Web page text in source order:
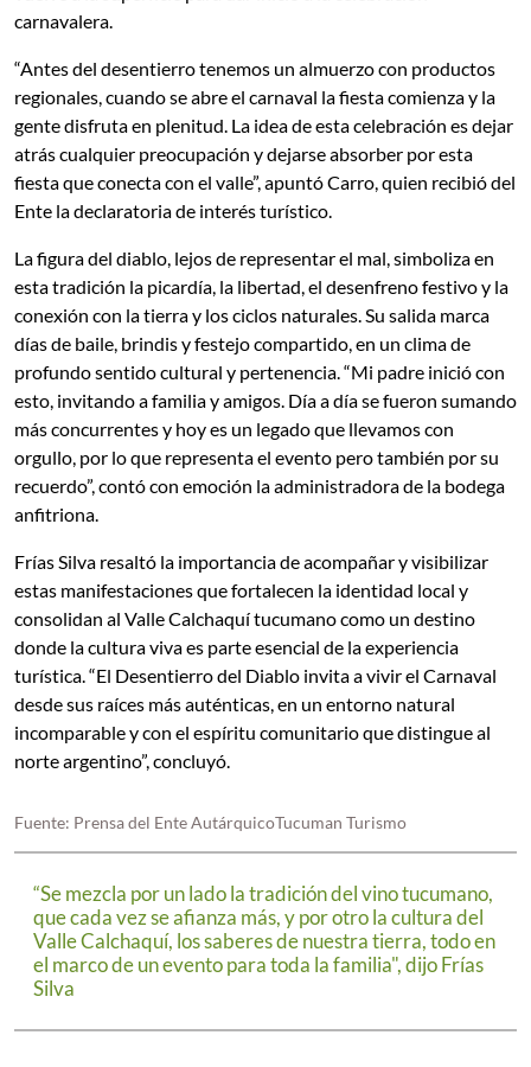
“Se mezcla por un lado la tradición del vino tucumano,
que cada vez se afianza más, y por otro la cultura del
Valle Calchaquí, los saberes de nuestra tierra, todo en
el marco de un evento para toda la familia", dijo Frías
Silva
carnavalera.
“Antes del desentierro tenemos un almuerzo con productos
regionales, cuando se abre el carnaval la fiesta comienza y la
gente disfruta en plenitud. La idea de esta celebración es dejar
atrás cualquier preocupación y dejarse absorber por esta
fiesta que conecta con el valle”, apuntó Carro, quien recibió del
Ente la declaratoria de interés turístico.
La figura del diablo, lejos de representar el mal, simboliza en
esta tradición la picardía, la libertad, el desenfreno festivo y la
conexión con la tierra y los ciclos naturales. Su salida marca
días de baile, brindis y festejo compartido, en un clima de
profundo sentido cultural y pertenencia. “Mi padre inició con
esto, invitando a familia y amigos. Día a día se fueron sumando
más concurrentes y hoy es un legado que llevamos con
orgullo, por lo que representa el evento pero también por su
recuerdo”, contó con emoción la administradora de la bodega
anfitriona.
Frías Silva resaltó la importancia de acompañar y visibilizar
estas manifestaciones que fortalecen la identidad local y
consolidan al Valle Calchaquí tucumano como un destino
donde la cultura viva es parte esencial de la experiencia
turística. “El Desentierro del Diablo invita a vivir el Carnaval
desde sus raíces más auténticas, en un entorno natural
incomparable y con el espíritu comunitario que distingue al
norte argentino”, concluyó.
Fuente: Prensa del Ente AutárquicoTucuman Turismo